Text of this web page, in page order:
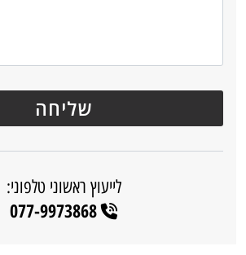
לייעוץ ראשוני טלפוני:
077-9973868